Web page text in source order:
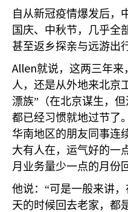
自从新冠疫情爆发后，
国庆、中秋节，几乎全
甚至返乡探亲与远游出
Allen就说，这两三年来
人，还是从外地来北京
漂族”（在北京谋生，
都已经习惯就地过节了
华南地区的朋友同事连
大有人在，运气好的一
月业务量少一点的月份
他说：“可是一般来讲
天的时候回去老家，都